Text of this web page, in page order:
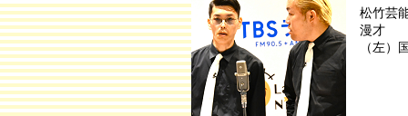
松竹芸
漫才
（左